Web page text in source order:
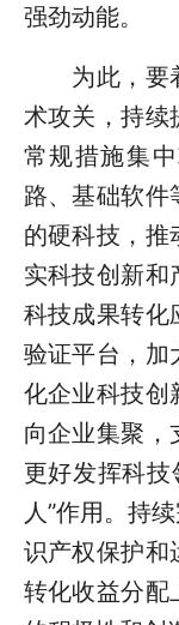
强劲动能。
为此，要着
术攻关，持续
常规措施集
路、基础软件
的硬科技，推
实科技创新和
科技成果转化
验证平台，加
化企业科技创
向企业集聚，
更好发挥科技
人”作用。持
识产权保护和
转化收益分配